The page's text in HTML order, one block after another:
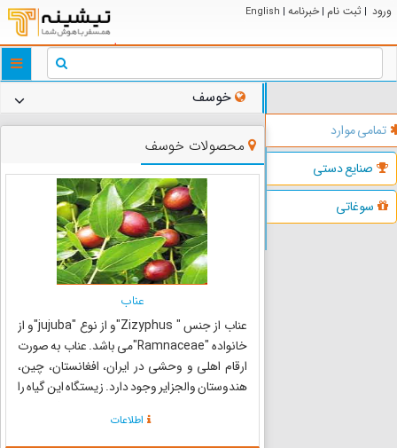
ورود | ثبت نام | خبرنامه |
English
تمامی موارد
صنایع دستی
سوغاتی
خوسف
محصولات خوسف
عناب
عناب از جنس " Zizyphus"و از نوع "jujuba"و از
خانواده "Ramnaceae"می باشد. عناب به صورت
ارقام اهلى و وحشى در ایران، افغانستان، چین،
هندوستان والجزایر وجود دارد. زیستگاه این گیاه را
می‏دانند. عناب درختى است خاردار که در مقابل سرما
اطلاعات